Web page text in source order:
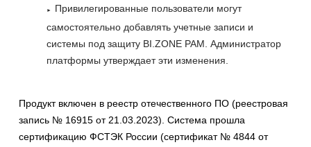
Привилегированные пользователи могут
самостоятельно добавлять учетные записи и
системы под защиту BI.ZONE PAM. Администратор
платформы утверждает эти изменения.
Продукт включен в реестр отечественного ПО (реестровая
запись № 16915 от 21.03.2023). Система прошла
сертификацию ФСТЭК России (сертификат № 4844 от